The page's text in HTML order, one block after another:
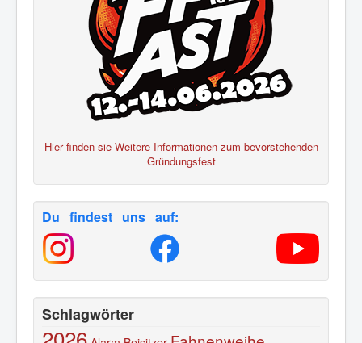
Hier finden sie Weitere Informationen zum bevorstehenden
Gründungsfest
Du findest uns auf:
Schlagwörter